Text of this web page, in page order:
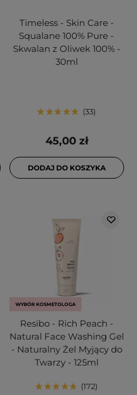
Timeless - Skin Care -
Squalane 100% Pure -
Skwalan z Oliwek 100% -
30ml
33
45,00 zł
DODAJ DO KOSZYKA
WYBÓR KOSMETOLOGA
Resibo - Rich Peach -
Natural Face Washing Gel
- Naturalny Żel Myjący do
Twarzy - 125ml
172